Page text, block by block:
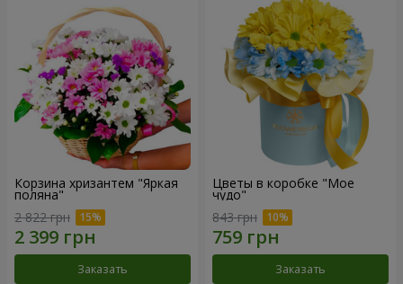
Корзина хризантем "Яркая
поляна"
2 822 грн
Заказать
Цветы в коробке "Мое
чудо"
843 грн
Заказать